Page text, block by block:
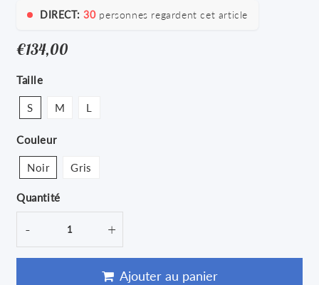
DIRECT: 30 personnes regardent cet article
€134,00
price
Taille
S M L
Couleur
Noir Gris
Quantité
- +
Ajouter au panier